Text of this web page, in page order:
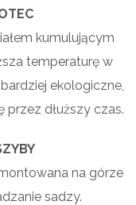
kumulującym
temperaturę w
ekologiczne,
przez dłuższy czas.
na górze
sadzy.